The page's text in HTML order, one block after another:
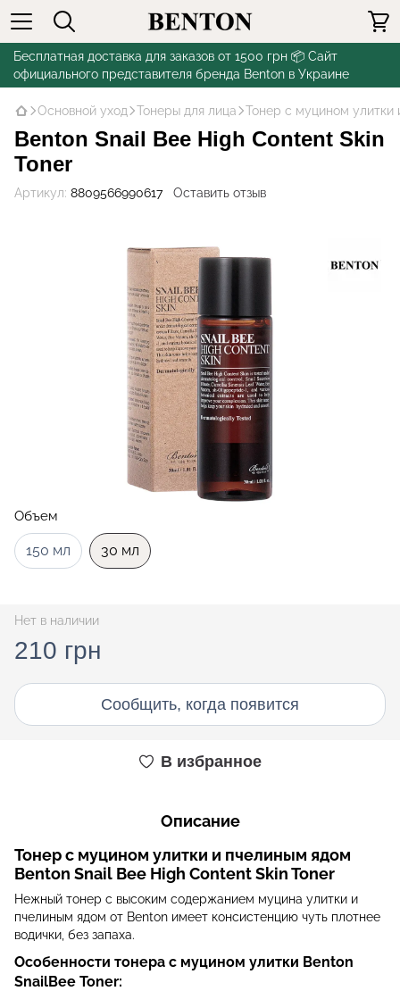
Бесплатная доставка для заказов от 1500 грн 📦 Сайт
официального представителя бренда Benton в Украине
Основной уход Тонеры для лица Тонер с муцином
Benton Snail Bee High Content Skin
Toner
Артикул: 8809566990617 Оставить отзыв
Объем
150 мл 30 мл
Нет в наличии
210 грн
Сообщить, когда появится
В избранное
Описание
Тонер с муцином улитки и пчелиным ядом
Benton Snail Bee High Content Skin Toner
Нежный тонер с высоким содержанием муцина улитки и
пчелиным ядом от Benton имеет консистенцию чуть плотнее
водички, без запаха.
Особенности тонера с муцином улитки Benton
SnailBee Toner: